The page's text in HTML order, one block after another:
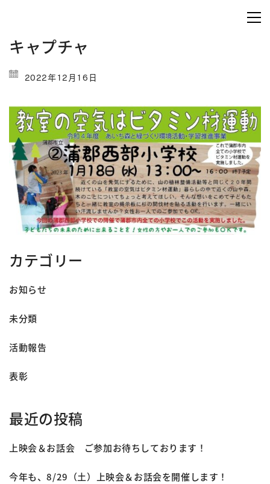
キャプチャ
2022年12月16日
カテゴリー
お知らせ
未分類
活動報告
表彰
最近の投稿
上映会＆お話会 ご参加お待ちしております！
今年も、8/29（土）上映会＆お話会を開催します！